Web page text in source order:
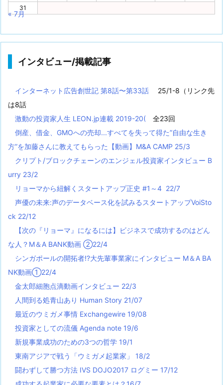
31
« 7月
インタビュー/掲載記事
インターネット広告創世記 第8話〜第33話
25/1-8（リンク先
は8話
激動の投資家人生 LEON.jp連載 2019-20(
全23回
倒産、借金、GMOへの売却...すべてを失って得た”自由な生き
方”を加藤さんに教えてもらった【動画】M&A CAMP 25/3
クリプト/ブロックチェーンのエンジェル投資家インタビュー B
urry 23/2
リョーマから紐解くスタートアップ正史 #1～4 22/7
声優の未来:声のデータベース化を試みるスタートアップVoiSto
ck 22/12
【次の『リョーマ』になるには】ビジネスで成功するのはどん
な人？M＆A BANK動画 ②22/4
シンガポールの開拓者!?大先輩事業家にインタビュー M＆A BA
NK動画①22/4
金太郎細胞点滴動画インタビュー 22/3
人間到る処青山あり Human Story 21/07
最近のウミガメ事情 Exchangewire 19/08
投資家としての流儀 Agenda note 19/6
新規事業成功のための3つの哲学 19/1
東南アジアで戦う「ウミガメ起業家」 18/2
闘わずして勝つ方法 IVS DOJO2017 ログミー 17/12